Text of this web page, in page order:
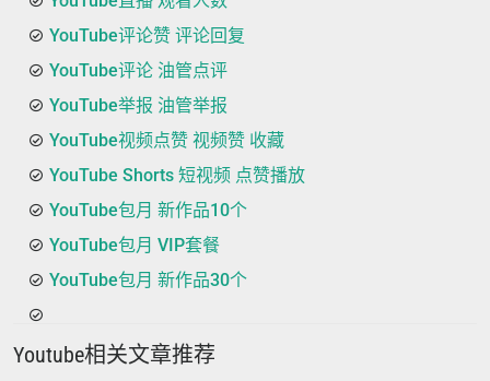
YouTube评论赞 评论回复
YouTube评论 油管点评
YouTube举报 油管举报
YouTube视频点赞 视频赞 收藏
YouTube Shorts 短视频 点赞播放
YouTube包月 新作品10个
YouTube包月 VIP套餐
YouTube包月 新作品30个
Youtube相关文章推荐